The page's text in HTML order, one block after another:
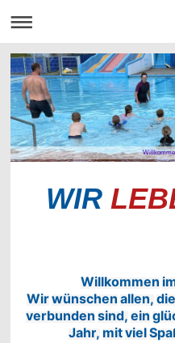
WIR
Willkommen i
Wirwünschen allen, die
verbunden sind, ein glü
Jahr, mitvielSpa